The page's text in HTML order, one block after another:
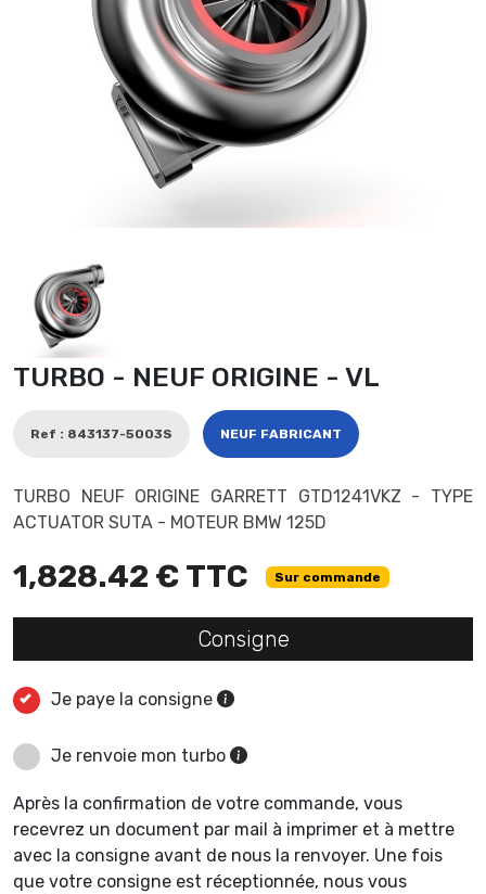
TURBO - NEUF ORIGINE - VL
Ref : 843137-5003S NEUF FABRICANT
TURBO NEUF ORIGINE GARRETT GTD1241VKZ - TYPE
ACTUATOR SUTA - MOTEUR BMW 125D
1,828.42 € TTC Sur commande
Consigne
Je paye la consigne
Je renvoie mon turbo
Après la confirmation de votre commande, vous
recevrez un document par mail à imprimer et à mettre
avec la consigne avant de nous la renvoyer. Une fois
que votre consigne est réceptionnée, nous vous